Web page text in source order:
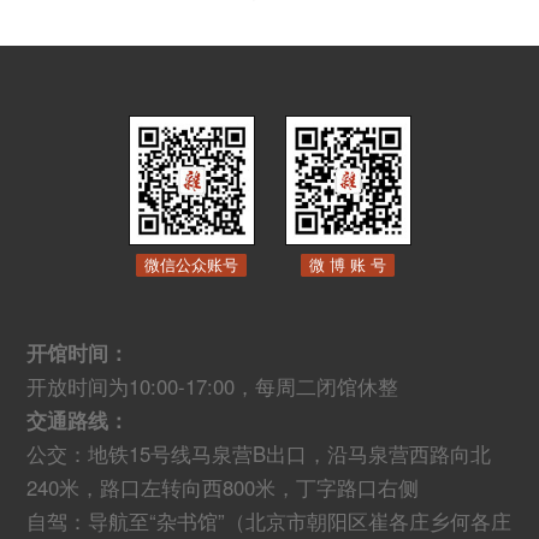
微信公众账号 微 博 账 号
开馆时间：
开放时间为10:00-17:00，每周二闭馆休整
交通路线：
公交：地铁15号线马泉营B出口，沿马泉营西路向北
240米，路口左转向西800米，丁字路口右侧
自驾：导航至“杂书馆”（北京市朝阳区崔各庄乡何各庄